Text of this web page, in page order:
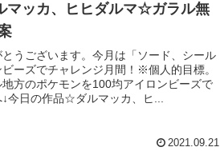
マッカ、ヒヒダルマ☆ガラル無
うございます。今月は「ソード、シール
ーズでチャレンジ月間！※個人的目標。
方のポケモンを100均アイロンビーズで
今日の作品☆ダルマッカ、ヒ...
2021.09.21